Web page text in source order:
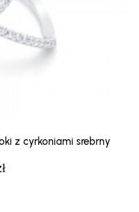
z cyrkoniami srebrny